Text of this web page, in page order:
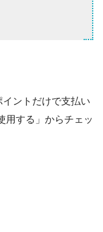
ントだけで支払い
用する」からチェッ